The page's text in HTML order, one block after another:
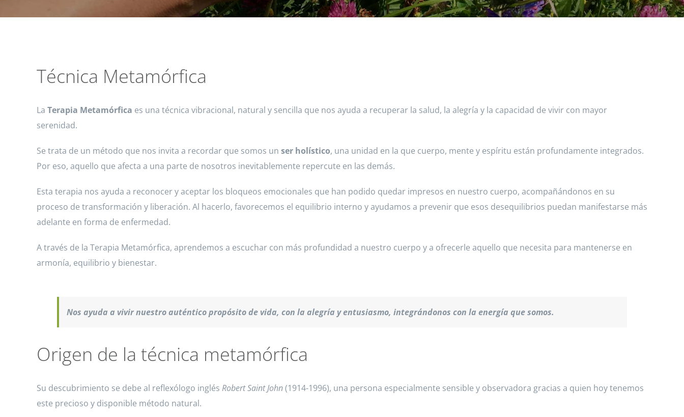
Técnica Metamórfica
La Terapia Metamórfica es una técnica vibracional, natural y sencilla que nos ayuda a recuperar la salud, la alegría y la capacidad de vivir con mayor
serenidad.
Se trata de un método que nos invita a recordar que somos un ser holístico, una unidad en la que cuerpo, mente y espíritu están profundamente integrados.
Por eso, aquello que afecta a una parte de nosotros inevitablemente repercute en las demás.
Esta terapia nos ayuda a reconocer y aceptar los bloqueos emocionales que han podido quedar impresos en nuestro cuerpo, acompañándonos en su
proceso de transformación y liberación. Al hacerlo, favorecemos el equilibrio interno y ayudamos a prevenir que esos desequilibrios puedan manifestarse más
adelante en forma de enfermedad.
A través de la Terapia Metamórfica, aprendemos a escuchar con más profundidad a nuestro cuerpo y a ofrecerle aquello que necesita para mantenerse en
armonía, equilibrio y bienestar.
Nos ayuda a vivir nuestro auténtico propósito de vida, con la alegría y entusiasmo, integrándonos con la energía que somos.
Origen de la técnica metamórfica
Su descubrimiento se debe al reflexólogo inglés Robert Saint John(1914-1996), una persona especialmente sensible y observadora gracias a quien hoy tenemos
este precioso y disponible método natural.